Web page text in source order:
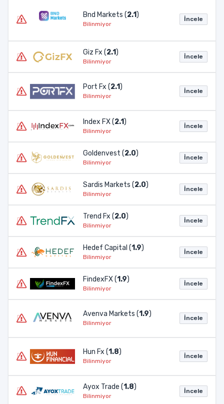
Bnd Markets (2.1)
Bilinmiyor
İncele
Giz Fx (2.1)
Bilinmiyor
İncele
Port Fx (2.1)
Bilinmiyor
İncele
Index FX (2.1)
Bilinmiyor
İncele
Goldenvest (2.0)
Bilinmiyor
İncele
Sardis Markets (2.0)
Bilinmiyor
İncele
Trend Fx (2.0)
Bilinmiyor
İncele
Hedef Capital (1.9)
Bilinmiyor
İncele
FindexFX (1.9)
Bilinmiyor
İncele
Avenva Markets (1.9)
Bilinmiyor
İncele
Hun Fx (1.8)
Bilinmiyor
İncele
Ayox Trade (1.8)
Bilinmiyor
İncele